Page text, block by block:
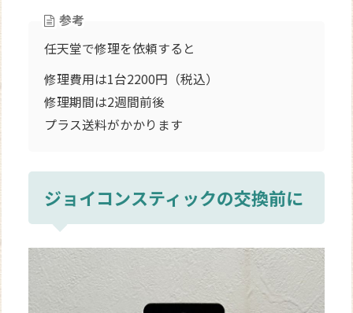
参考
任天堂で修理を依頼すると
修理費用は1台2200円（税込）
修理期間は2週間前後
プラス送料がかかります
ジョイコンスティックの交換前に